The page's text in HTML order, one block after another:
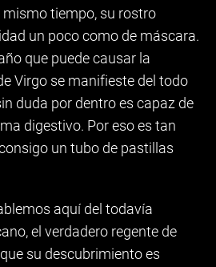
mismo tiempo, su rostro
un poco como de máscara.
que puede causar la
Virgo se manifieste del todo
duda por dentro es capaz de
digestivo. Por eso es tan
un tubo de pastillas
aquí del todavía
el verdadero regente de
su descubrimiento es